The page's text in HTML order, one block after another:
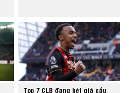
Top 7 CLB đang hét giá cầu